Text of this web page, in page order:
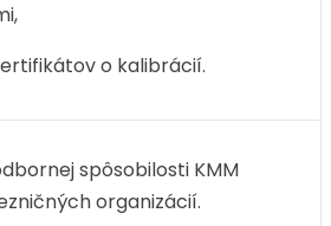
o kalibrácií.
spôsobilosti KMM
organizácií.